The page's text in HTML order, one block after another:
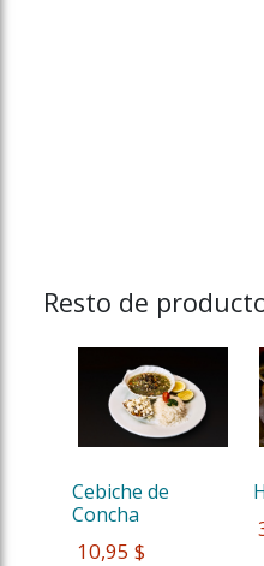
Resto de
Cebiche de
Concha
10,95 $